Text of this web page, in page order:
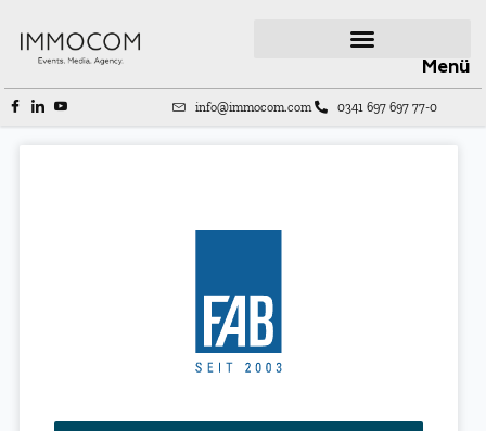
Menü
info@immocom.com 0341 697 697 77-0